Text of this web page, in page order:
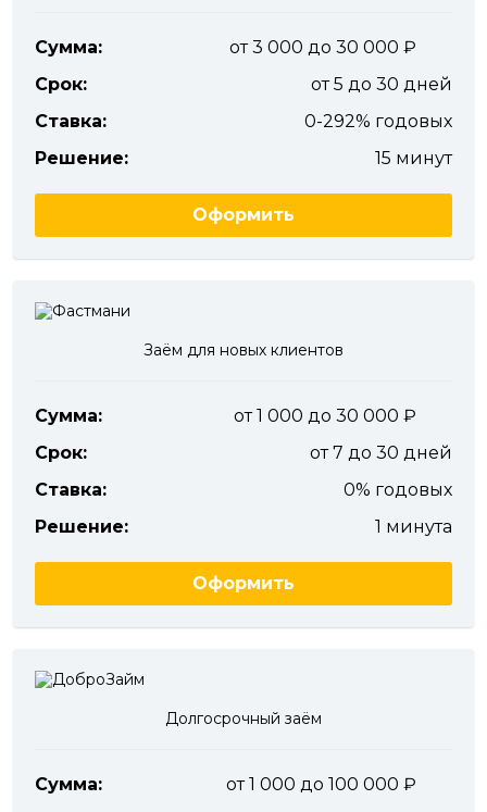
Сумма:
от 3 000 до 30 000
Срок:
от 5 до 30 дней
Ставка:
0-292% годовых
Решение:
15 минут
Оформить
Заём для новых клиентов
Сумма:
от 1 000 до 30 000
Срок:
от 7 до 30 дней
Ставка:
0% годовых
Решение:
1 минута
Оформить
Долгосрочный заём
Сумма:
от 1 000 до 100 000